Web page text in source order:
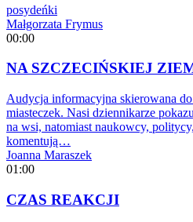
posydeńki
Małgorzata Frymus
00:00
NA SZCZECIŃSKIEJ
Audycja informacyjna skierowana
miasteczek. Nasi dziennikarze
na wsi, natomiast naukowcy,
komentują…
Joanna Maraszek
01:00
CZAS REAKCJI